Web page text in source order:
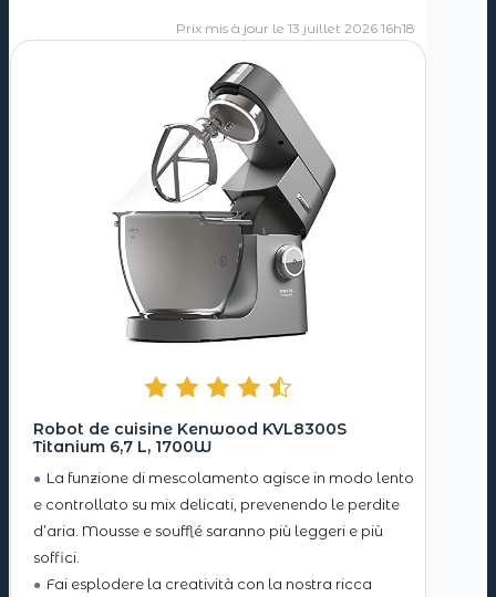
13 juillet 2026 16h18
Robot de cuisine Kenwood KVL8300S
Titanium 6,7 L, 1700W
La funzione di mescolamento agisce in modo lento
e controllato su mix delicati, prevenendo le perdite
d’aria. Mousse e soufflé saranno più leggeri e più
soffici.
Fai esplodere la creatività con la nostra ricca